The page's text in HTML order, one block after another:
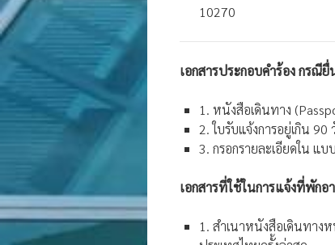
10270
เอกสารประกอบคำร้อง กรณี
1. หนังสือเดินทาง
2. ใบรับแจ้งการอยู่เกิน
3. กรอกรายละเอียดใน แ
เอกสารที่ใช้ในการแจ้งที่พัก
1. สำเนาหนังสือเดินทาง